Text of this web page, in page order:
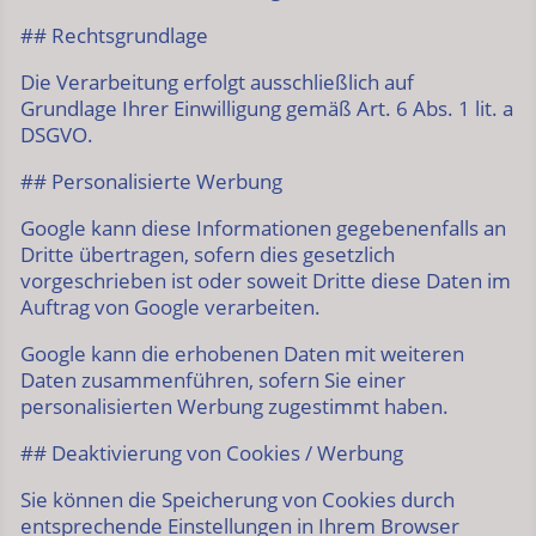
## Rechtsgrundlage
Die Verarbeitung erfolgt ausschließlich auf
Grundlage Ihrer Einwilligung gemäß Art. 6 Abs. 1 lit. a
DSGVO.
## Personalisierte Werbung
Google kann diese Informationen gegebenenfalls an
Dritte übertragen, sofern dies gesetzlich
vorgeschrieben ist oder soweit Dritte diese Daten im
Auftrag von Google verarbeiten.
Google kann die erhobenen Daten mit weiteren
Daten zusammenführen, sofern Sie einer
personalisierten Werbung zugestimmt haben.
## Deaktivierung von Cookies / Werbung
Sie können die Speicherung von Cookies durch
entsprechende Einstellungen in Ihrem Browser